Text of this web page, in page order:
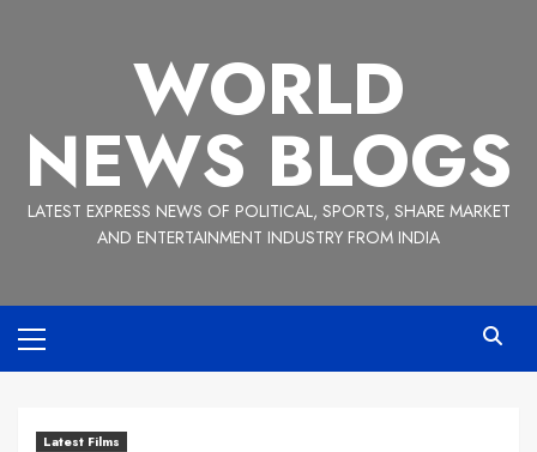
WORLD
NEWS BLOGS
LATEST EXPRESS NEWS OF POLITICAL, SPORTS, SHARE MARKET
AND ENTERTAINMENT INDUSTRY FROM INDIA
Menu
Latest Films